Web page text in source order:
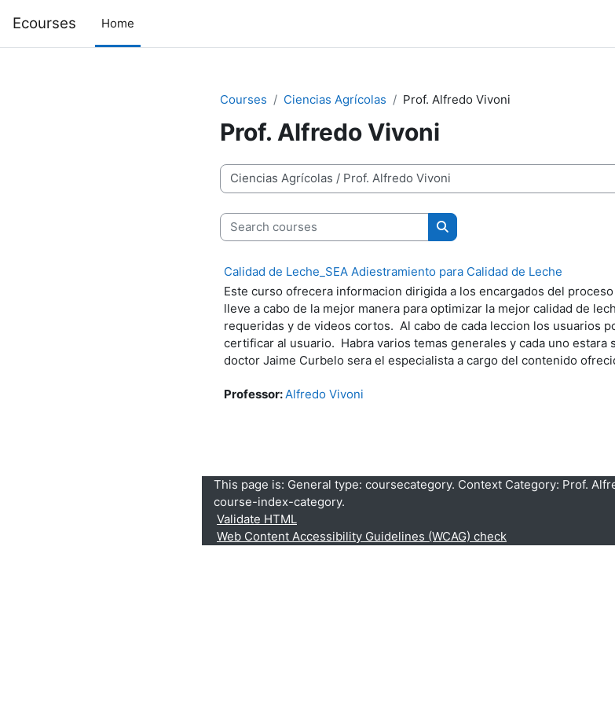
Ecourses Home
Courses Ciencias Agrícolas Prof. Alfredo Vivoni
Prof. Alfredo Vivoni
Course categories
Search courses
Search courses
Calidad de Leche_SEA Adiestramiento para Calidad de Leche
Este curso ofrecera informacion dirigida a los encargados del
lleve a cabo de la mejor manera para optimizar la mejor calidad de
requeridas y de videos cortos. Al cabo de cada leccion los usuarios
certificar al usuario. Habra varios temas generales y cada uno
doctor Jaime Curbelo sera el especialista a cargo del contenido
Professor:Alfredo Vivoni
This page is: General type: coursecategory. Context Category: Prof.
course-index-category.
Validate HTML
Web Content Accessibility Guidelines (WCAG) check